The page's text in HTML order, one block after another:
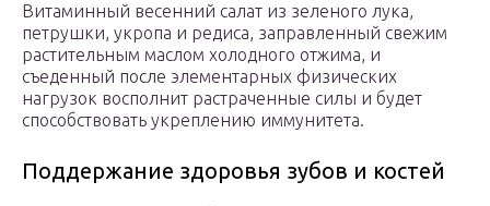
Витаминный весенний салат из зеленого лука,
петрушки, укропа и редиса, заправленный свежим
растительным маслом холодного отжима, и
съеденный после элементарных физических
нагрузок восполнит растраченные силы и будет
способствовать укреплению иммунитета.
Поддержание здоровья зубов и костей